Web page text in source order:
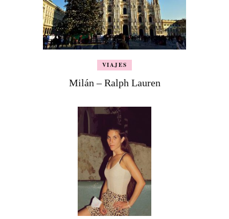
VIAJES
Milán – Ralph Lauren